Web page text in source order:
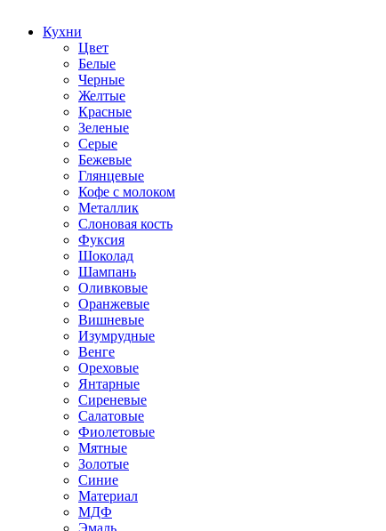
Кухни
Цвет
Белые
Черные
Желтые
Красные
Зеленые
Серые
Бежевые
Глянцевые
Кофе с молоком
Металлик
Слоновая кость
Фуксия
Шоколад
Шампань
Оливковые
Оранжевые
Вишневые
Изумрудные
Венге
Ореховые
Янтарные
Сиреневые
Салатовые
Фиолетовые
Мятные
Золотые
Синие
Материал
МДФ
Эмаль